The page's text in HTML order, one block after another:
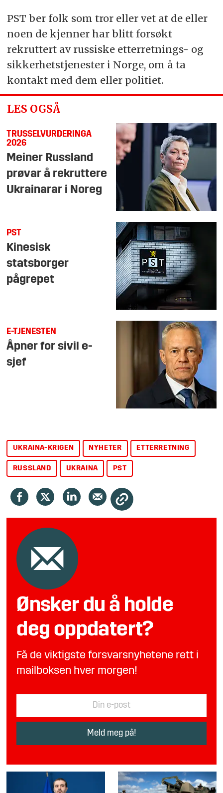
PST ber folk som tror eller vet at de eller
noen de kjenner har blitt forsøkt
rekruttert av russiske etterretnings- og
sikkerhetstjenester i Norge, om å ta
kontakt med dem eller politiet.
LES OGSÅ
TRUSSELVURDERINGA
2026
Meiner Russland
prøvar å rekruttere
Ukrainarar i Noreg
PST
Kinesisk
statsborger
pågrepet
E-TJENESTEN
Åpner for sivil e-
sjef
UKRAINA-KRIGEN NYHETER ETTERRETNING
RUSSLAND UKRAINA PST
Ønsker du å holde
deg oppdatert?
Få de viktigste forsvarsnyhetene rett i
mailboksen hver morgen!